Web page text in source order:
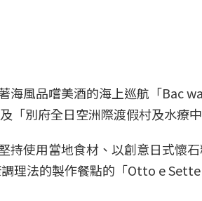
海風品嚐美酒的海上巡航「Bac
「別府全日空洲際渡假村及水療中
持使用當地食材、以創意日式懷
理法的製作餐點的「Otto e Sette